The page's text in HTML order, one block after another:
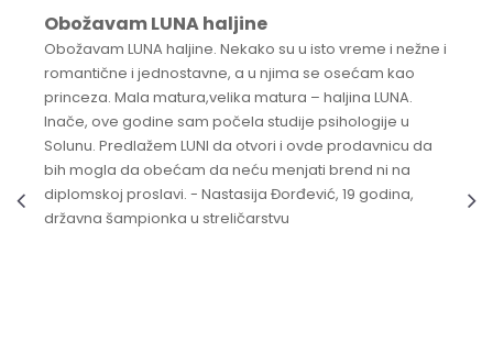
Obožavam LUNA haljine
Obožavam LUNA haljine. Nekako su u isto vreme i nežne i
romantične i jednostavne, a u njima se osećam kao
princeza. Mala matura,velika matura – haljina LUNA.
Inače, ove godine sam počela studije psihologije u
Solunu. Predlažem LUNI da otvori i ovde prodavnicu da
bih mogla da obećam da neću menjati brend ni na
diplomskoj proslavi. - Nastasija Đorđević, 19 godina,
državna šampionka u streličarstvu